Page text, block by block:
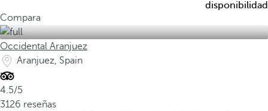
disponibilidad
Compara
Occidental Aranjuez
Aranjuez, Spain
4.5/5
3126 reseñas